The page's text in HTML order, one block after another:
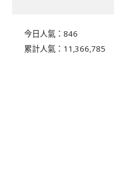
今日人氣： 846
累計人氣： 11,366,785